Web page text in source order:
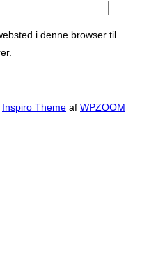
i denne browser til
Inspiro Theme af WPZOOM